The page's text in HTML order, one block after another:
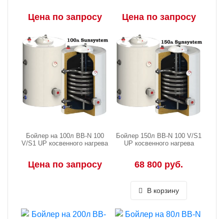
Цена по запросу Цена по запросу
Бойлер на 100л BB-N 100
V/S1 UP косвенного нагрева
Цена по запросу
Бойлер 150л BB-N 100 V/S1
UP косвенного нагрева
68 800 руб.
В корзину